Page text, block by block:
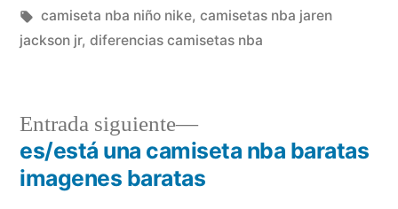
en
Etiquetas:
camiseta nba niño nike, camisetas nba jaren
jackson jr, diferencias camisetas nba
Navegación
Entrada siguiente
Entrada
siguiente:
es/está una camiseta nba baratas
imagenes baratas